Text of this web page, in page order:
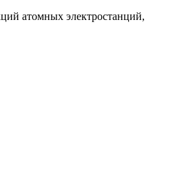
атомных электростанций,